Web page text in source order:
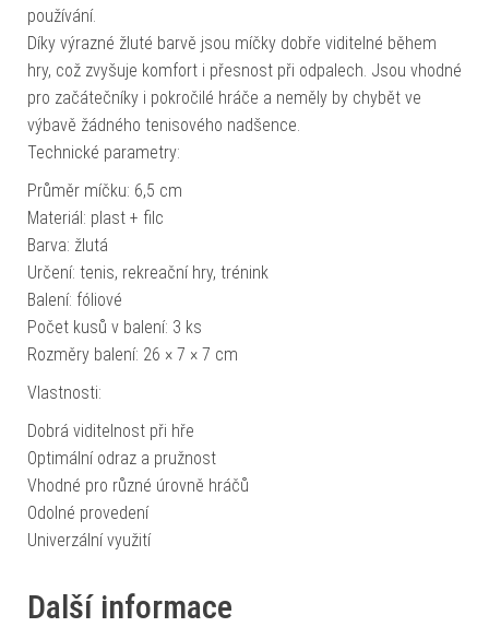
používání.
Díky výrazné žluté barvě jsou míčky dobře viditelné během
hry, což zvyšuje komfort i přesnost při odpalech. Jsou vhodné
pro začátečníky i pokročilé hráče a neměly by chybět ve
výbavě žádného tenisového nadšence.
Technické parametry:
Průměr míčku: 6,5 cm
Materiál: plast + filc
Barva: žlutá
Určení: tenis, rekreační hry, trénink
Balení: fóliové
Počet kusů v balení: 3 ks
Rozměry balení: 26 × 7 × 7 cm
Vlastnosti:
Dobrá viditelnost při hře
Optimální odraz a pružnost
Vhodné pro různé úrovně hráčů
Odolné provedení
Univerzální využití
Další informace